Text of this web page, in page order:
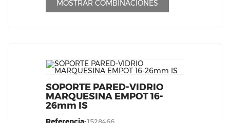
MOSTRAR COMBINACIONES
SOPORTE PARED-VIDRIO
MARQUESINA EMPOT 16-
26mm IS